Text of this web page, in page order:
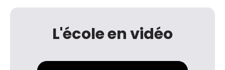
L'école en vidéo